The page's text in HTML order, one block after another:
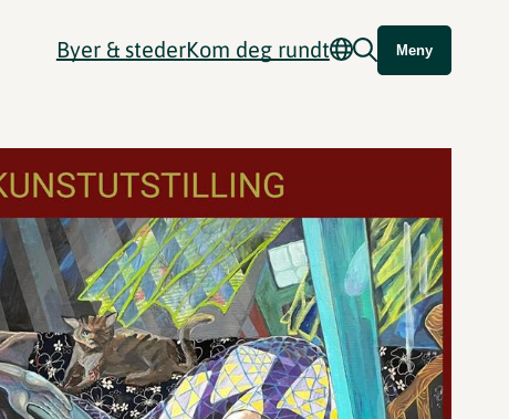
Byer & stederKom deg rundt Meny